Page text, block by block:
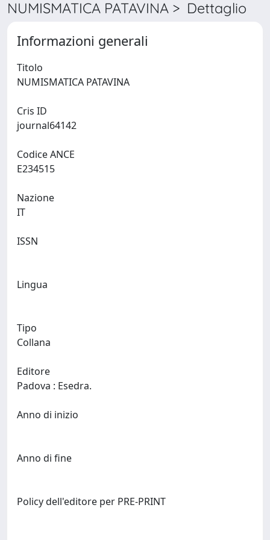
NUMISMATICA PATAVINA > Dettaglio
Informazioni generali
Titolo
Cris ID
Codice ANCE
Nazione
ISSN
Lingua
Tipo
Collana
Editore
Anno di inizio
Anno di fine
Policy dell'editore per PRE-PRINT